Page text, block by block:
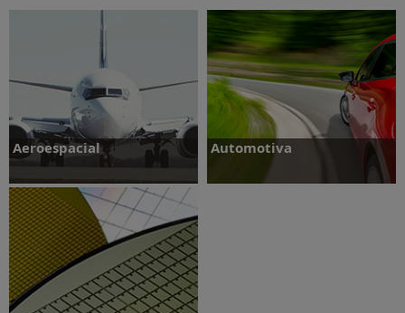
Aeroespacial
Saiba mais
Automotiva